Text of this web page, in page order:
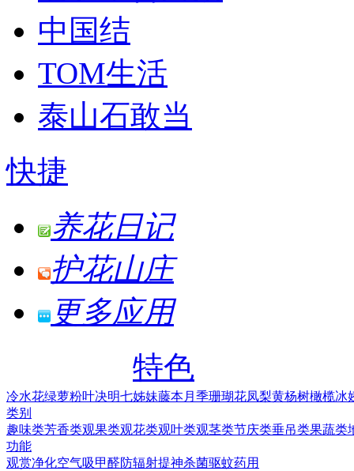
中国结
TOM生活
泰山石敢当
快捷
养花日记
护花山庄
更多应用
特色
冷水花绿萝粉叶决明七姊妹藤本月季珊瑚花凤梨黄杨树橄榄冰
类别
趣味类芳香类观果类观花类观叶类观茎类节庆类垂吊类果蔬类
功能
观赏净化空气吸甲醛防辐射提神杀菌驱蚊药用